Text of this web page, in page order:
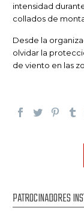
intensidad
collados de
Desde la
olvidar la
de viento en las
PATROCINADORES